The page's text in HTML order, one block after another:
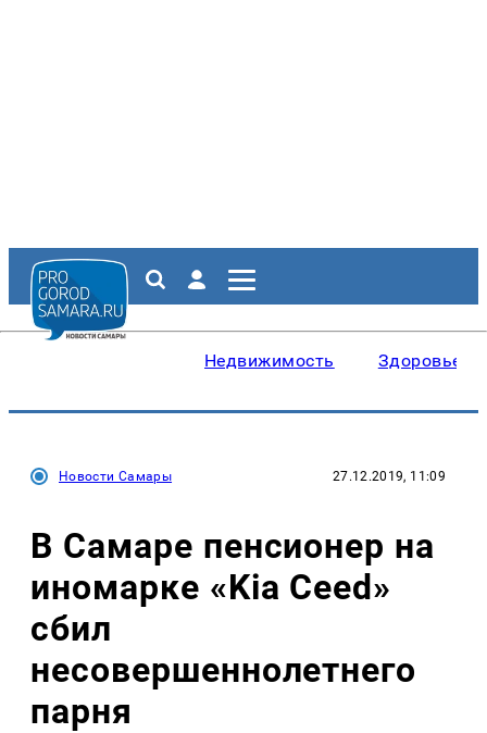
Недвижимость Здоровье
Новости Самары 27.12.2019, 11:09
В Самаре пенсионер на
иномарке «Kia Ceed»
сбил
несовершеннолетнего
парня